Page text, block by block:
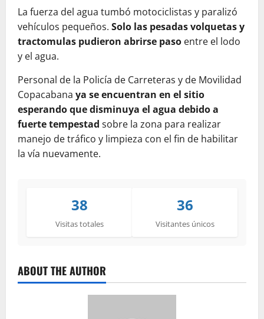
La fuerza del agua tumbó motociclistas y paralizó
vehículos pequeños. Solo las pesadas volquetas y
tractomulas pudieron abrirse paso entre el lodo
y el agua.
Personal de la Policía de Carreteras y de Movilidad
Copacabana ya se encuentran en el sitio
esperando que disminuya el agua debido a
fuerte tempestad sobre la zona para realizar
manejo de tráfico y limpieza con el fin de habilitar
la vía nuevamente.
38
Visitas totales
36
Visitantes únicos
ABOUT THE AUTHOR